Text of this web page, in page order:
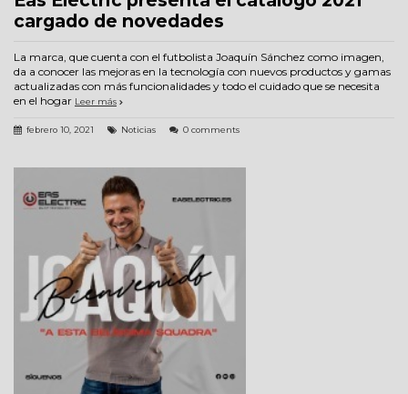
cargado de novedades
La marca, que cuenta con el futbolista Joaquín Sánchez como imagen,
da a conocer las mejoras en la tecnología con nuevos productos y gamas
actualizadas con más funcionalidades y todo el cuidado que se necesita
en el hogar Leer más
febrero 10, 2021 Noticias 0 comments